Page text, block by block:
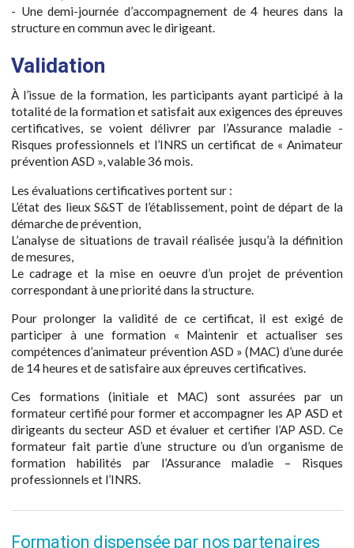
- Une demi-journée d’accompagnement de 4 heures dans la
structure en commun avec le dirigeant.
Validation
À l’issue de la formation, les participants ayant participé à la
totalité de la formation et satisfait aux exigences des épreuves
certificatives, se voient délivrer par l’Assurance maladie -
Risques professionnels et l’INRS un certificat de « Animateur
prévention ASD », valable 36 mois.
Les évaluations certificatives portent sur :
L’état des lieux S&ST de l’établissement, point de départ de la
démarche de prévention,
L’analyse de situations de travail réalisée jusqu’à la définition
de mesures,
Le cadrage et la mise en oeuvre d’un projet de prévention
correspondant à une priorité dans la structure.
Pour prolonger la validité de ce certificat, il est exigé de
participer à une formation « Maintenir et actualiser ses
compétences d’animateur prévention ASD » (MAC) d’une durée
de 14 heures et de satisfaire aux épreuves certificatives.
Ces formations (initiale et MAC) sont assurées par un
formateur certifié pour former et accompagner les AP ASD et
dirigeants du secteur ASD et évaluer et certifier l’AP ASD. Ce
formateur fait partie d’une structure ou d’un organisme de
formation habilités par l’Assurance maladie – Risques
professionnels et l’INRS.
Formation dispensée par nos partenaires